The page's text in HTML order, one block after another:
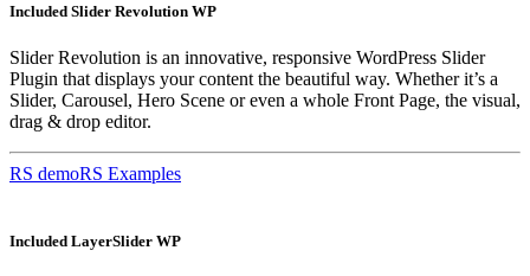
Included Slider Revolution WP
Slider Revolution is an innovative, responsive WordPress Slider
Plugin that displays your content the beautiful way. Whether it’s a
Slider, Carousel, Hero Scene or even a whole Front Page, the visual,
drag & drop editor.
RS demoRS Examples
Included LayerSlider WP